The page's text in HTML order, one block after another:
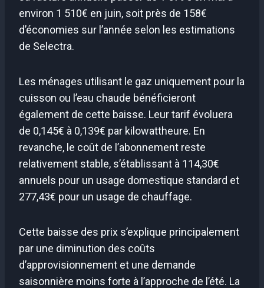
environ 1 510€ en juin, soit près de 158€
d’économies sur l’année selon les estimations
de Selectra.
Les ménages utilisant le gaz uniquement pour la
cuisson ou l’eau chaude bénéficieront
également de cette baisse. Leur tarif évoluera
de 0,145€ à 0,139€ par kilowattheure. En
revanche, le coût de l’abonnement reste
relativement stable, s’établissant à 114,30€
annuels pour un usage domestique standard et
277,43€ pour un usage de chauffage.
Cette baisse des prix s’explique principalement
par une diminution des coûts
d’approvisionnement et une demande
saisonnière moins forte à l’approche de l’été. La